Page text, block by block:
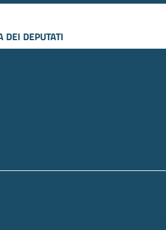
DEI DEPUTATI